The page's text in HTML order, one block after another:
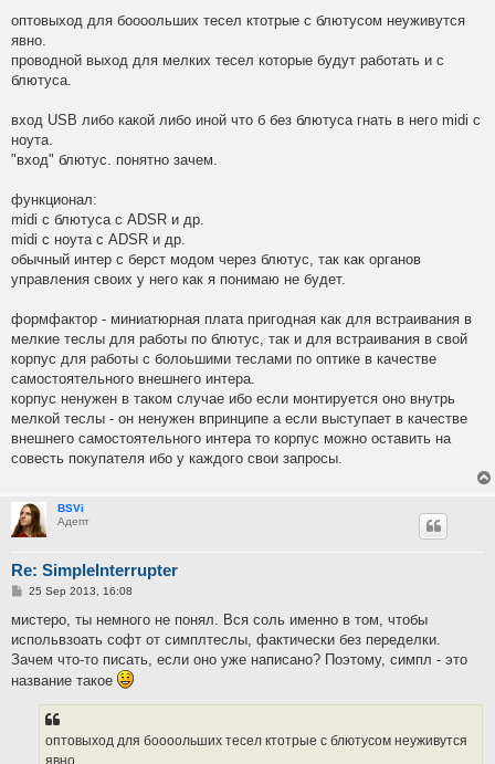
оптовыход для боооольших тесел ктотрые с блютусом неуживутся
явно.
проводной выход для мелких тесел которые будут работать и с
блютуса.
вход USB либо какой либо иной что б без блютуса гнать в него midi с
ноута.
"вход" блютус. понятно зачем.
функционал:
midi с блютуса с ADSR и др.
midi с ноута с ADSR и др.
обычный интер с берст модом через блютус, так как органов
управления своих у него как я понимаю не будет.
формфактор - миниатюрная плата пригодная как для встраивания в
мелкие теслы для работы по блютус, так и для встраивания в свой
корпус для работы с болоьшими теслами по оптике в качестве
самостоятельного внешнего интера.
корпус ненужен в таком случае ибо если монтируется оно внутрь
мелкой теслы - он ненужен впринципе а если выступает в качестве
внешнего самостоятельного интера то корпус можно оставить на
совесть покупателя ибо у каждого свои запросы.
BSVi
Адепт
Re: SimpleInterrupter
P
s
25 Sep 2013, 16:08
мистеро, ты немного не понял. Вся соль именно в том, чтобы
испольвзоать софт от симплтеслы, фактически без переделки.
Зачем что-то писать, если оно уже написано? Поэтому, симпл - это
название такое
оптовыход для боооольших тесел ктотрые с блютусом неуживутся